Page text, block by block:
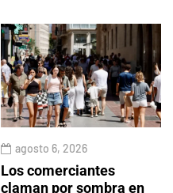
agosto 6, 2026
Los comerciantes
claman por sombra en